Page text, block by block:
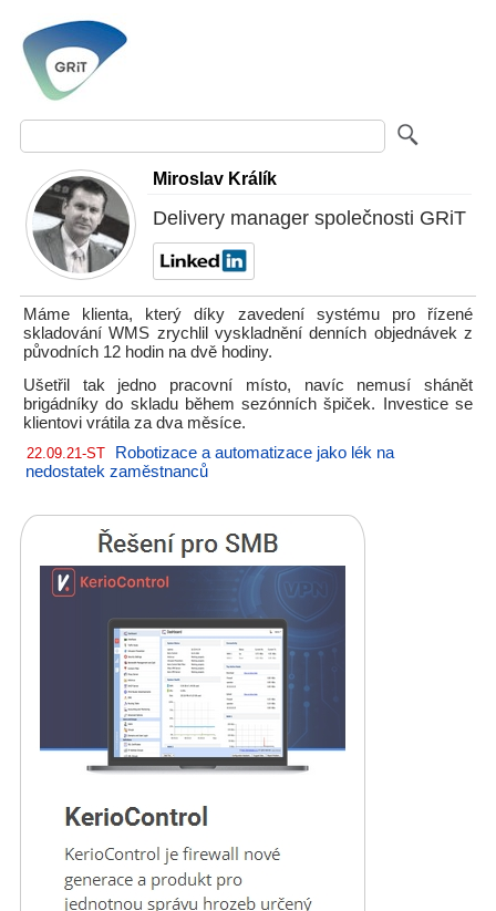
Miroslav Králík
Delivery manager společnosti GRiT
Máme klienta, který díky zavedení systému pro řízené
skladování WMS zrychlil vyskladnění denních objednávek z
původních 12 hodin na dvě hodiny.
Ušetřil tak jedno pracovní místo, navíc nemusí shánět
brigádníky do skladu během sezónních špiček. Investice se
klientovi vrátila za dva měsíce.
22.09.21-ST
Robotizace a automatizace jako lék na
nedostatek zaměstnanců